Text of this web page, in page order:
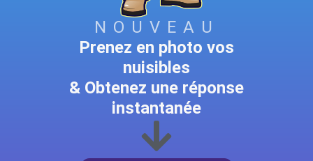
NOUVEAU
Prenez en photo vos
nuisibles
& Obtenez une réponse
instantanée